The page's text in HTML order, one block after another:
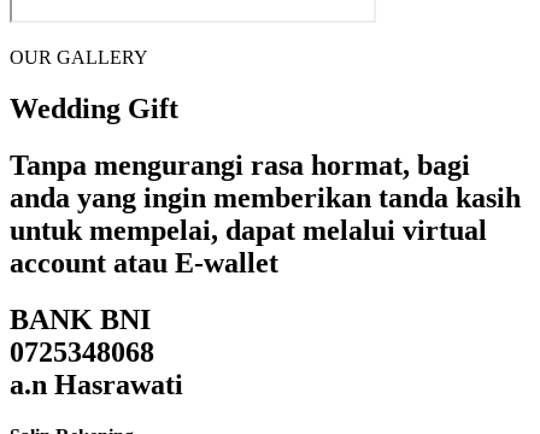
OUR GALLERY
Wedding Gift
Tanpa mengurangi rasa hormat, bagi
anda yang ingin memberikan tanda kasih
untuk mempelai, dapat melalui virtual
account atau E-wallet
BANK BNI
0725348068
a.n Hasrawati